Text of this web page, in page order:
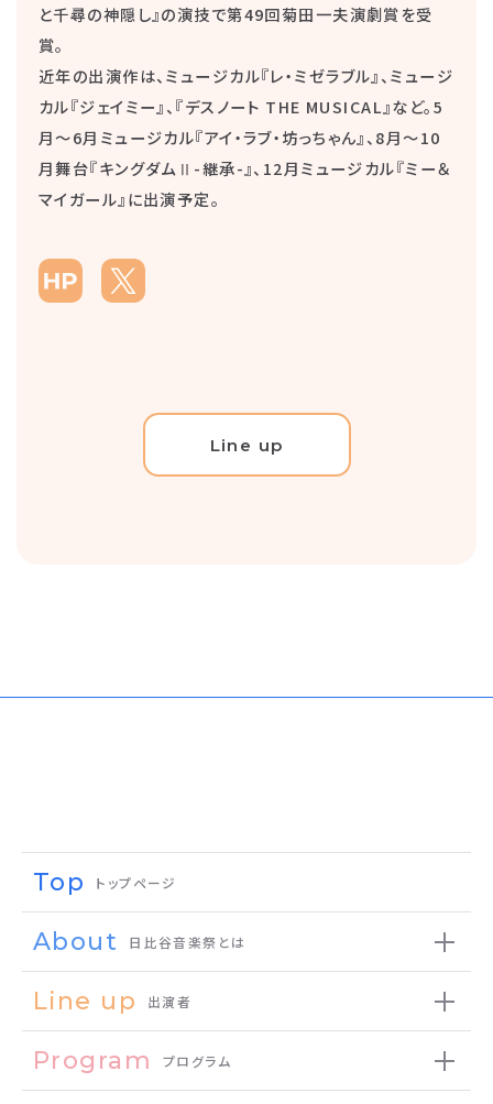
と千尋の神隠し』の演技で第49回菊田一夫演劇賞を受
賞。
近年の出演作は、ミュージカル『レ・ミゼラブル』、ミュージ
カル『ジェイミー』、『デスノート THE MUSICAL』など。5
月〜6月ミュージカル『アイ・ラブ・坊っちゃん』、8月～10
月舞台『キングダムⅡ-継承-』、12月ミュージカル『ミー＆
マイガール』に出演予定。
Line up
Top トップページ
About 日比谷音楽祭とは
Line up 出演者
Program プログラム